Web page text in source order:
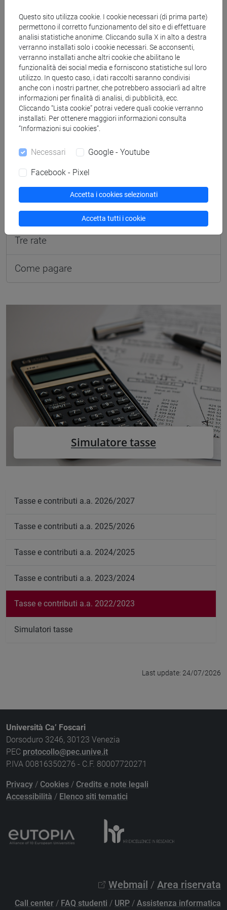
Studentesse e studenti extra UE
Altre agevolazioni
Altre riduzioni
Presentazione ISEE e pagamenti
2022/2023
ISEE e richiesta agevolazioni
Tre rate
Come pagare
Simulatore tasse
Tasse e contributi a.a. 2026/2027
Tasse e contributi a.a. 2025/2026
Tasse e contributi a.a. 2024/2025
Tasse e contributi a.a. 2023/2024
Tasse e contributi a.a. 2022/2023
Simulatori tasse
Last update: 24/07/2026
Università Ca’ Foscari
Dorsoduro 3246, 30123 Venezia
PEC protocollo@pec.unive.it
P.IVA 00816350276 - C.F. 80007720271
Privacy / Cookies / Credits e note legali
Accessibilità / Elenco siti tematici
Webmail / Area riservata
Call center / FAQ studenti / URP / Assistenza informatica
Questo sito utilizza cookie. I cookie necessari (di prima parte)
permettono il corretto funzionamento del sito e di effettuare
analisi statistiche anonime. Cliccando sulla X in alto a destra
verranno installati solo i cookie necessari. Se acconsenti,
verranno installati anche altri cookie che abilitano le
funzionalità dei social media e forniscono statistiche sul loro
utilizzo. In questo caso, i dati raccolti saranno condivisi
anche con i nostri partner, che potrebbero associarli ad altre
informazioni per finalità di analisi, di pubblicità, ecc.
Cliccando “Lista cookie” potrai vedere quali cookie verranno
installati. Per ottenere maggiori informazioni consulta
“Informazioni sui cookies”.
Necessari Google - Youtube
Facebook - Pixel
Accetta i cookies selezionati
Accetta tutti i cookie